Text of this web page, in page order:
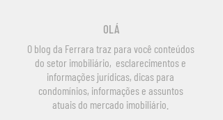
O blog da Ferrara traz para você conteúdos
do setor imobiliário, esclarecimentos e
informações jurídicas, dicas para
condomínios, informações e assuntos
atuais do mercado imobiliário.
OLÁ